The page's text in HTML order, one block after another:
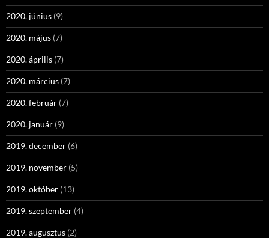
2020. június (9)
2020. május (7)
2020. április (7)
2020. március (7)
2020. február (7)
2020. január (9)
2019. december (6)
2019. november (5)
2019. október (13)
2019. szeptember (4)
2019. augusztus (2)